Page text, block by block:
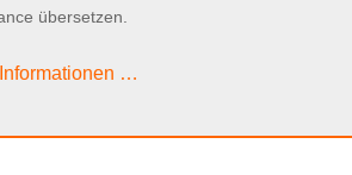
übersetzen.
…